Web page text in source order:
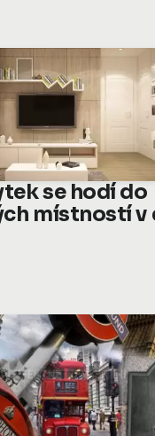
se hodí do
místností v